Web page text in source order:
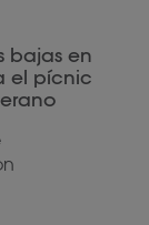
bajas en
el pícnic